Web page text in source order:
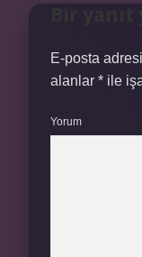
E-posta
alanlar * ile
Yorum